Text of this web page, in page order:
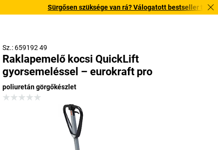
Sürgősen szüksége van rá? Válogatott bestseller
Sz.: 659192 49
Raklapemelő kocsi QuickLift
gyorsemeléssel – eurokraft pro
poliuretán görgőkészlet